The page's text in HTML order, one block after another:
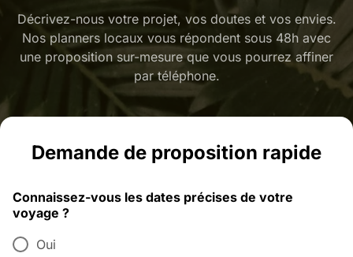
Décrivez-nous votre projet, vos doutes et vos envies.
Nos planners locaux vous répondent sous 48h avec
une proposition sur-mesure que vous pourrez affiner
par téléphone.
Demande de proposition rapide
Connaissez-vous les dates précises de votre
voyage ?
Oui